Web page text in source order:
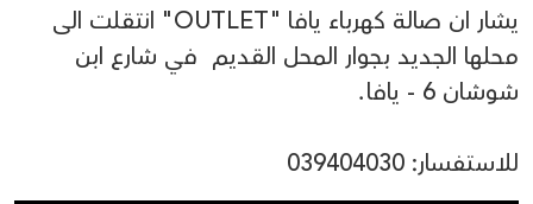
يشار ان صالة كهرباء يافا "OUTLET" انتقلت الى
محلها الجديد بجوار المحل القديم في شارع ابن
شوشان 6 - يافا.
للاستفسار: 039404030